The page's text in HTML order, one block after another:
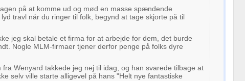
på at komme ud og mød en masse spændende
lyd travl når du ringer til folk, begynd at tage skjorte på til
jeg skal betale et firma for at arbejde for dem, det burde
Nogle MLM-firmaer tjener derfor penge på folks dyre
fra Wenyard takkede jeg nej til idag, og han svarede tilbage at
selv ville starte alligevel på hans "Helt nye fantastiske